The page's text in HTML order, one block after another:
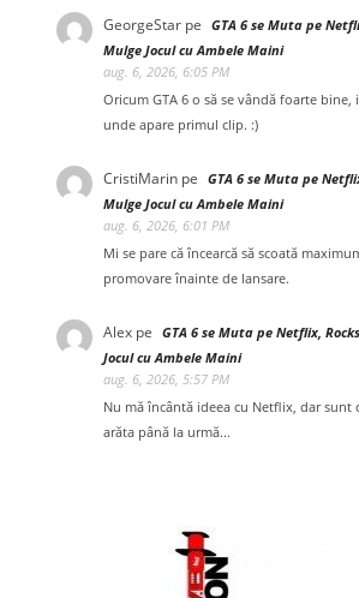
GeorgeStar pe GTA 6 se Muta pe
Mulge Jocul cu Ambele Maini
aug. 6, 2026, 6:05 PM
Oricum GTA 6 o să se vândă foarte
unde apare primul clip. :)
CristiMarin pe GTA 6 se Muta pe
Mulge Jocul cu Ambele Maini
aug. 6, 2026, 6:01 PM
Mi se pare că încearcă să scoată
promovare înainte de lansare.
Alex pe GTA 6 se Muta pe Netflix,
Jocul cu Ambele Maini
aug. 6, 2026, 5:57 PM
Nu mă încântă ideea cu Netflix, dar sunt
arăta până la urmă...